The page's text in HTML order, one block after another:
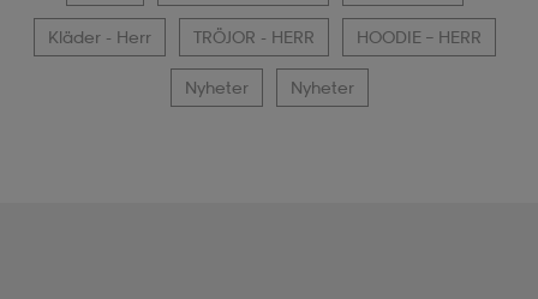
Kläder - Herr TRÖJOR - HERR HOODIE – HERR
Nyheter Nyheter